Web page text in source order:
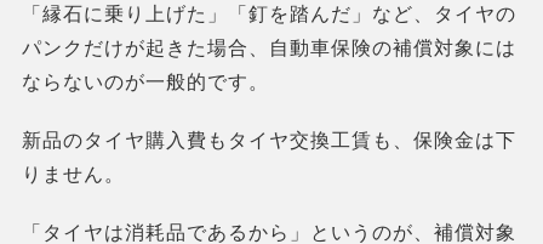
「縁石に乗り上げた」「釘を踏んだ」など、タイヤの
パンクだけが起きた場合、自動車保険の補償対象には
ならないのが一般的です。
新品のタイヤ購入費もタイヤ交換工賃も、保険金は下
りません。
「タイヤは消耗品であるから」というのが、補償対象